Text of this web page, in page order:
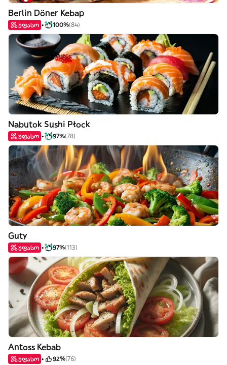
Berlin Döner Kebap
უფასო 100%(84)
Nabutok Sushi Płock
უფასო 97%(78)
Guty
უფასო 97%(113)
Antoss Kebab
უფასო 92%(76)